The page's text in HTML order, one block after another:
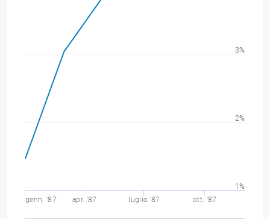
genn. '87 apr. '87 luglio '87 ott. '87
1%
2%
3%